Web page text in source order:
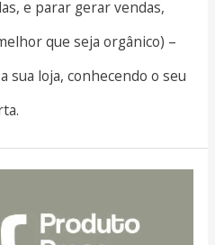
e parar gerar vendas,
que seja orgânico) –
sua loja, conhecendo o seu